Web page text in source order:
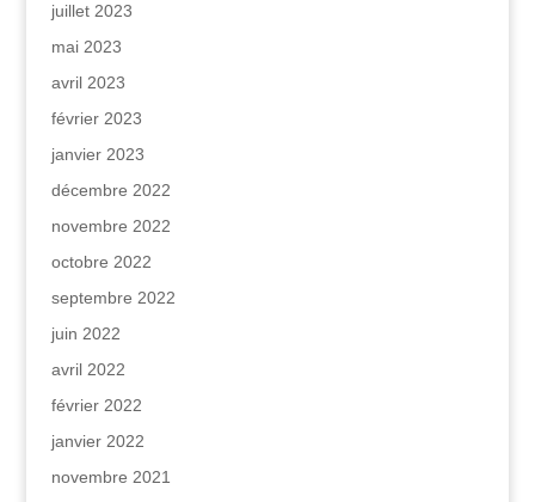
juillet 2023
mai 2023
avril 2023
février 2023
janvier 2023
décembre 2022
novembre 2022
octobre 2022
septembre 2022
juin 2022
avril 2022
février 2022
janvier 2022
novembre 2021